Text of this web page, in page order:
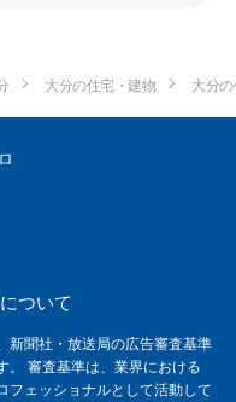
大分の住宅・建物 大分
ついて
新聞社・放送局の広告審査基準
。 審査基準は、業界における
フェッショナルとして活動して